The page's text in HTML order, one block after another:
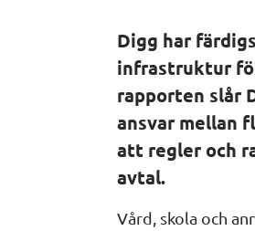
Digg har
infrastruktur
rapporten slår
ansvar mellan
att regler och
avtal.
Vård, skola och